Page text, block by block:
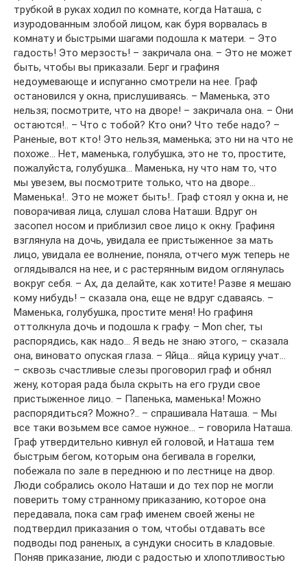
трубкой в руках ходил по комнате, когда Наташа, с
изуродованным злобой лицом, как буря ворвалась в
комнату и быстрыми шагами подошла к матери. – Это
гадость! Это мерзость! – закричала она. – Это не может
быть, чтобы вы приказали. Берг и графиня
недоумевающе и испуганно смотрели на нее. Граф
остановился у окна, прислушиваясь. – Маменька, это
нельзя; посмотрите, что на дворе! – закричала она. – Они
остаются!.. – Что с тобой? Кто они? Что тебе надо? –
Раненые, вот кто! Это нельзя, маменька; это ни на что не
похоже… Нет, маменька, голубушка, это не то, простите,
пожалуйста, голубушка… Маменька, ну что нам то, что
мы увезем, вы посмотрите только, что на дворе…
Маменька!.. Это не может быть!.. Граф стоял у окна и, не
поворачивая лица, слушал слова Наташи. Вдруг он
засопел носом и приблизил свое лицо к окну. Графиня
взглянула на дочь, увидала ее пристыженное за мать
лицо, увидала ее волнение, поняла, отчего муж теперь не
оглядывался на нее, и с растерянным видом оглянулась
вокруг себя. – Ах, да делайте, как хотите! Разве я мешаю
кому нибудь! – сказала она, еще не вдруг сдаваясь. –
Маменька, голубушка, простите меня! Но графиня
оттолкнула дочь и подошла к графу. – Mon cher, ты
распорядись, как надо… Я ведь не знаю этого, – сказала
она, виновато опуская глаза. – Яйца… яйца курицу учат…
– сквозь счастливые слезы проговорил граф и обнял
жену, которая рада была скрыть на его груди свое
пристыженное лицо. – Папенька, маменька! Можно
распорядиться? Можно?.. – спрашивала Наташа. – Мы
все таки возьмем все самое нужное… – говорила Наташа.
Граф утвердительно кивнул ей головой, и Наташа тем
быстрым бегом, которым она бегивала в горелки,
побежала по зале в переднюю и по лестнице на двор.
Люди собрались около Наташи и до тех пор не могли
поверить тому странному приказанию, которое она
передавала, пока сам граф именем своей жены не
подтвердил приказания о том, чтобы отдавать все
подводы под раненых, а сундуки сносить в кладовые.
Поняв приказание, люди с радостью и хлопотливостью